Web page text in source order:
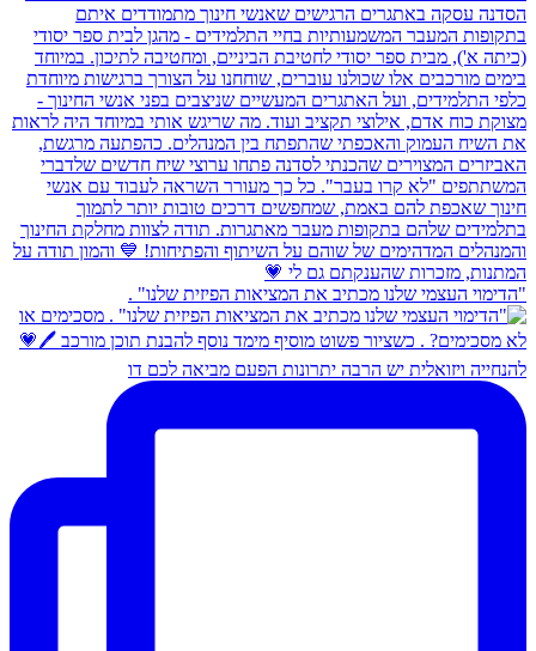
שלנו מכתיב את המציאות הפיזית שלנו" .
יש הרבה יתרונות הפעם מביאה לכם דו